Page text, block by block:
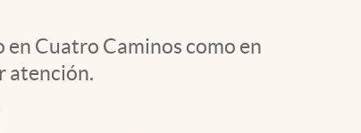
Cuatro Caminos como en
atención.